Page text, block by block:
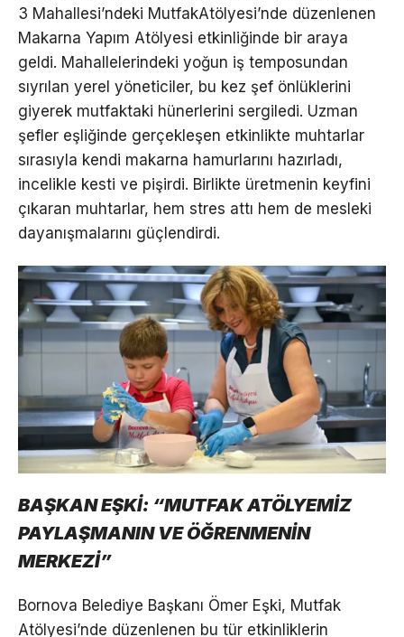
3 Mahallesi’ndeki MutfakAtölyesi’nde düzenlenen
Makarna Yapım Atölyesi etkinliğinde bir araya
geldi. Mahallelerindeki yoğun iş temposundan
sıyrılan yerel yöneticiler, bu kez şef önlüklerini
giyerek mutfaktaki hünerlerini sergiledi. Uzman
şefler eşliğinde gerçekleşen etkinlikte muhtarlar
sırasıyla kendi makarna hamurlarını hazırladı,
incelikle kesti ve pişirdi. Birlikte üretmenin keyfini
çıkaran muhtarlar, hem stres attı hem de mesleki
dayanışmalarını güçlendirdi.
BAŞKAN EŞKİ: “MUTFAK ATÖLYEMİZ
PAYLAŞMANIN VE ÖĞRENMENİN
MERKEZİ”
Bornova Belediye Başkanı Ömer Eşki, Mutfak
Atölyesi’nde düzenlenen bu tür etkinliklerin